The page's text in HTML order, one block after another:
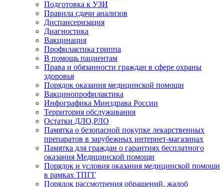
Подготовка к УЗИ
Правила сдачи анализов
Диспансеризация
Диагностика
Вакцинация
Профилактика гриппа
В помощь пациентам
Права и обязанности граждан в сфере охраны
здоровья
Порядок оказания медицинской помощи
Вакцинопрофилактика
Инфографика Минздрава России
Территория обслуживания
Остатки ДЛО,РЛО
Памятка о безопасной покупке лекарственных
препаратов в зарубежных интернет-магазинах
Памятка для граждан о гарантиях бесплатного
оказания Медицинской помощи
Порядок и условия оказания медицинской помощи
в рамках ТПГГ
Порядок рассмотрения обращений, жалоб